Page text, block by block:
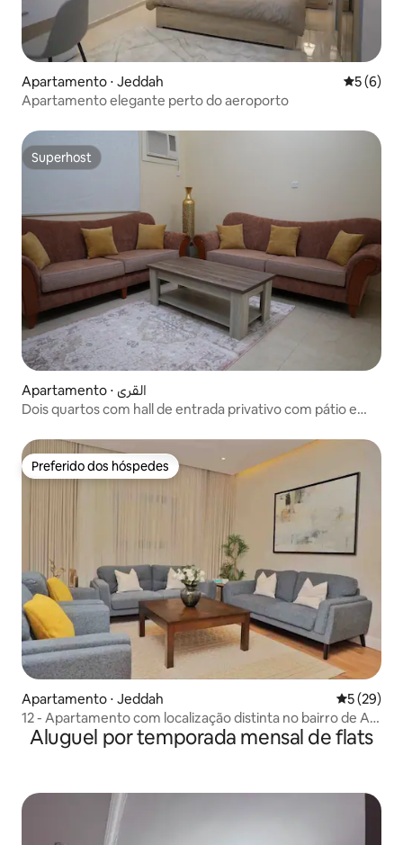
Apartamento ⋅ Jeddah 5 de
5 (6)
Apartamento elegante perto do aeroporto
Superhost
Superhost
Apartamento ⋅ القرى
Dois quartos com hall de entrada privativo com pátio e
Preferido dos hóspedes
Preferido dos hóspedes
Apartamento ⋅ Jeddah 5 de uma
5 (29)
12 - Apartamento com localização distinta no bairro de Al-
Rawdah
Aluguel por temporada mensal de flats